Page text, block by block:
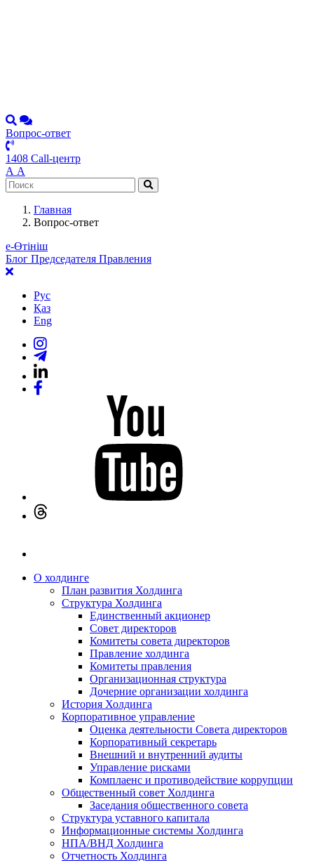
Вопрос-ответ
1408 Call-центр
А А
Главная
Вопрос-ответ
е-Өтініш
Блог Председателя Правления
Рус
Қаз
Eng
О холдинге
План развития Холдинга
Структура Холдинга
Единственный акционер
Совет директоров
Комитеты совета директоров
Правление холдинга
Комитеты правления
Организационная структура
Дочерние организации холдинга
История Холдинга
Корпоративное управление
Оценка деятельности Совета директоров
Корпоративный секретарь
Внешний и внутренний аудиты
Управление рисками
Комплаенс и противодействие коррупции
Общественный совет Холдинга
Заседания общественного совета
Структура уставного капитала
Информационные системы Холдинга
НПА/ВНД Холдинга
Отчетность Холдинга